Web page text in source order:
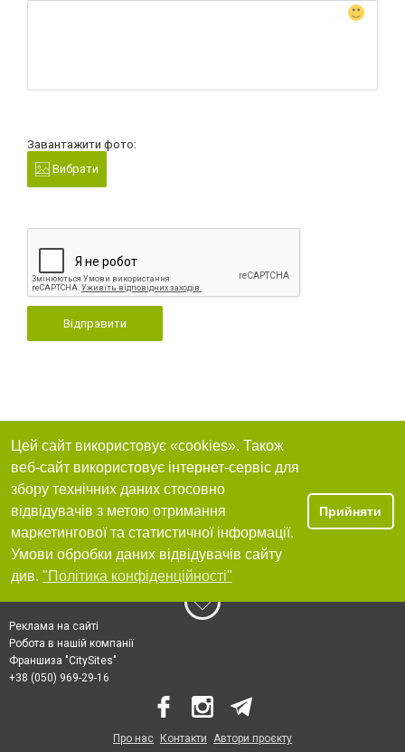
Завантажити фото:
Вибрати
Відправити
Цей сайт використовує «cookies». Також
веб-сайт використовує інтернет-сервіс для
збору технічних даних стосовно
відвідувачів з метою отримання
маркетингової та статистичної інформації.
Умови обробки даних відвідувачів сайту
див. "Політика конфіденційності"
Прийняти
Реклама на сайті
Робота в нашій компанії
Франшиза "CitySites"
+38 (050) 969-29-16
Про нас Контакти Автори проєкту